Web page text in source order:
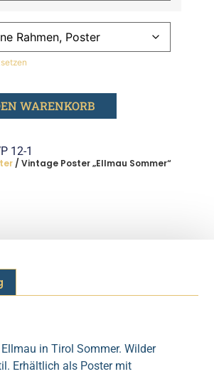
WARENKORB
12-1
/ Vintage Poster „Ellmau Sommer“
in Tirol Sommer. Wilder
Erhältlich als Poster mit